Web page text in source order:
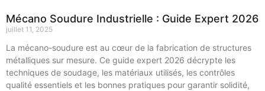
Mécano Soudure Industrielle : Guide Expert 2026
juillet 11, 2025
La mécano-soudure est au cœur de la fabrication de structures
métalliques sur mesure. Ce guide expert 2026 décrypte les
techniques de soudage, les matériaux utilisés, les contrôles
qualité essentiels et les bonnes pratiques pour garantir solidité,